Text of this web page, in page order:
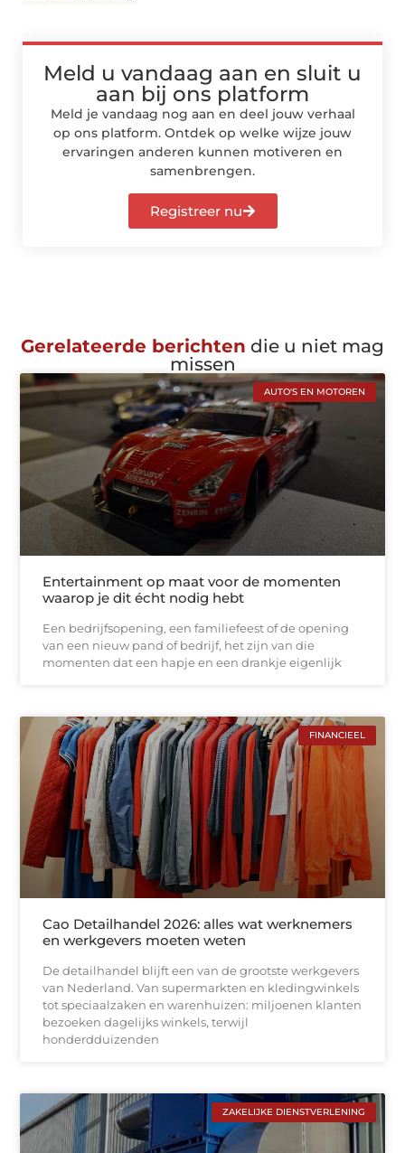
Meld u vandaag aan en sluit u
aan bij ons platform
Meld je vandaag nog aan en deel jouw verhaal
op ons platform. Ontdek op welke wijze jouw
ervaringen anderen kunnen motiveren en
samenbrengen.
Registreer nu
Gerelateerde berichten die u niet mag
missen
AUTO'S EN MOTOREN
Entertainment op maat voor de momenten
waarop je dit écht nodig hebt
Een bedrijfsopening, een familiefeest of de opening
van een nieuw pand of bedrijf, het zijn van die
momenten dat een hapje en een drankje eigenlijk
FINANCIEEL
Cao Detailhandel 2026: alles wat werknemers
en werkgevers moeten weten
De detailhandel blijft een van de grootste werkgevers
van Nederland. Van supermarkten en kledingwinkels
tot speciaalzaken en warenhuizen: miljoenen klanten
bezoeken dagelijks winkels, terwijl
honderdduizenden
ZAKELIJKE DIENSTVERLENING